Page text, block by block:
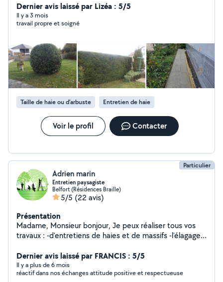
Dernier avis laissé par Lizéa : 5/5
Il y a 3 mois
travail propre et soigné
Taille de haie ou d'arbuste Entretien de haie
Voir le profil Contacter
Particulier
Adrien marin
Entretien paysagiste
Belfort (Résidences Braille)
5/5 (22 avis)
Présentation
Madame, Monsieur bonjour, Je peux réaliser tous vos
travaux : -d'entretiens de haies et de massifs -l'élagage
petites surface (débroussailleuse) -la remises en
état/débroussaillage de friches 15 ans d'expérience
dans le domaine. Je peux également vous aidez lors de
Dernier avis laissé par FRANCIS : 5/5
Il y a plus de 6 mois
réactif dans nos échanges attitude positive et respectueuse